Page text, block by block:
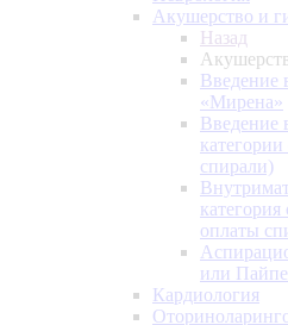
Акушерство и
Назад
Введение
«Мирена»
Введение
спирали)
оплаты
или
Кардиология